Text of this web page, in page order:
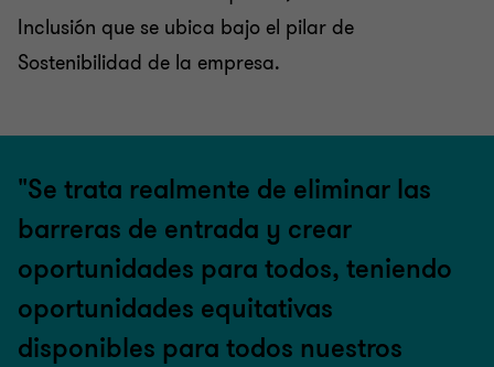
Inclusión que se ubica bajo el pilar de
Sostenibilidad de la empresa.
"Se trata realmente de eliminar las
barreras de entrada y crear
oportunidades para todos, teniendo
oportunidades equitativas
disponibles para todos nuestros